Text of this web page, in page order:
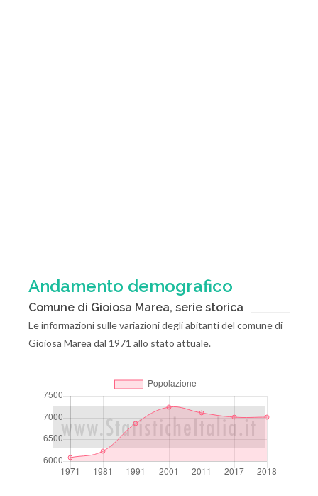
Andamento demografico
Comune di Gioiosa Marea, serie storica
Le informazioni sulle variazioni degli abitanti del comune di
Gioiosa Marea dal 1971 allo stato attuale.